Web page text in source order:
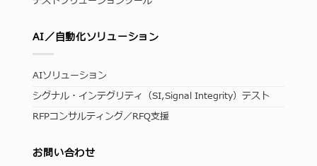
AI／自動化ソリューション
AIソリューション
シグナル・インテグリティ（SI,Signal Integrity）テスト
RFPコンサルティング／RFQ支援
お問い合わせ